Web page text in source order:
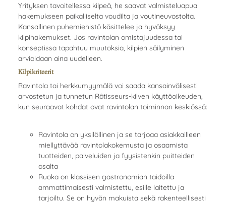
Yrityksen tavoitellessa kilpeä, he saavat valmisteluapua
hakemukseen paikalliselta voudilta ja voutineuvostolta.
Kansallinen puhemiehistö käsittelee ja hyväksyy
kilpihakemukset. Jos ravintolan omistajuudessa tai
konseptissa tapahtuu muutoksia, kilpien säilyminen
arvioidaan aina uudelleen.
Kilpikriteerit
Ravintola tai herkkumyymälä voi saada kansainvälisesti
arvostetun ja tunnetun Rôtisseurs-kilven käyttöoikeuden,
kun seuraavat kohdat ovat ravintolan toiminnan keskiössä:
Ravintola on yksilöllinen ja se tarjoaa asiakkailleen
miellyttävää ravintolakokemusta ja osaamista
tuotteiden, palveluiden ja fyysistenkin puitteiden
osalta
Ruoka on klassisen gastronomian taidoilla
ammattimaisesti valmistettu, esille laitettu ja
tarjoiltu. Se on hyvän makuista sekä rakenteellisesti